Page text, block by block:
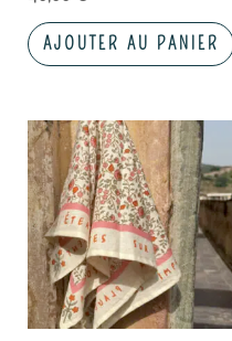
AJOUTER AU PANIER